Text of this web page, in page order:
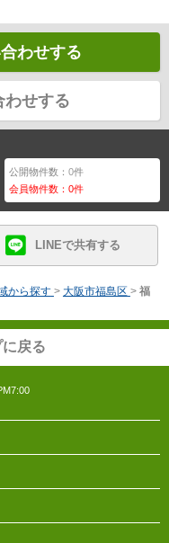
わせする
わせする
公開物件数：0件
会員物件数：0件
LINEで共有する
から探す > 大阪市福島区 > 福
戻る